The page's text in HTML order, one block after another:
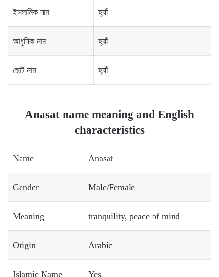
ইসলামিক নাম হ্যাঁ
আধুনিক নাম হ্যাঁ
ছোট নাম হ্যাঁ
Anasat name meaning and English
characteristics
Name Anasat
Gender Male/Female
Meaning tranquility, peace of mind
Origin Arabic
Islamic Name Yes